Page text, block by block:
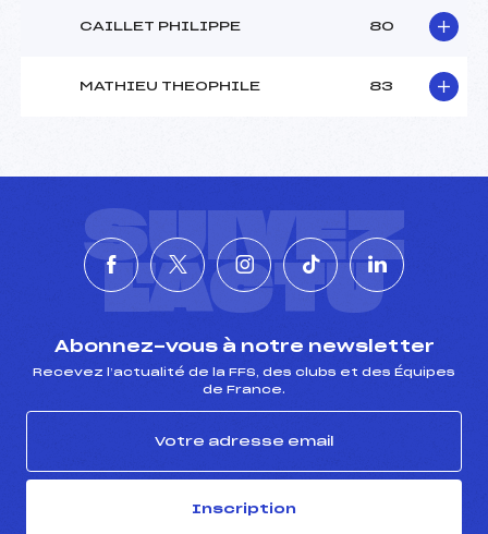
CAILLET PHILIPPE 80
MATHIEU THEOPHILE 83
SUIVEZ
L'ACTU
Abonnez-vous à notre newsletter
Recevez l’actualité de la FFS, des clubs et des Équipes
de France.
Inscription